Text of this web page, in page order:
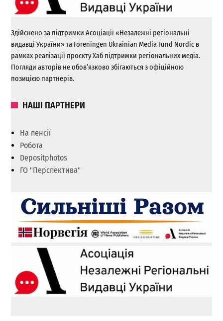
Здійснено за підтримки Асоціації «Незалежні регіональні
видавці України» та Foreningen Ukrainian Media Fund Nordic в
рамках реалізації проєкту Хаб підтримки регіональних медіа.
Погляди авторів не обов’язково збігаються з офіційною
позицією партнерів.
НАШІ ПАРТНЕРИ
На пенсії
Робота
Depositphotos
ГО "Перспектива"